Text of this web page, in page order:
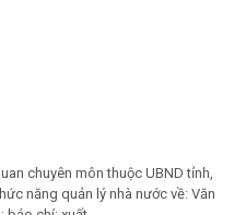
chuyên môn thuộc UBND tỉnh,
năng quản lý nhà nước về: Văn